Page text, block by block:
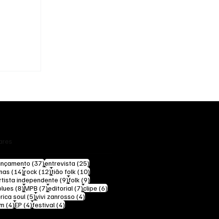
posts (37)37 posts
entrevista (25)25 posts
(14)14 posts
rock (12)12 posts
tião folk (10)10 posts
independente (9)9 posts
folk (9)9 posts
posts(8)8 posts
MPB (7)7 posts
editorial(7)7 posts
clipe (6)6 posts
soul(5)5 posts
vivi zanrosso (4)4 posts
(4)4 posts
EP (4)4 posts
festival(4)4 posts